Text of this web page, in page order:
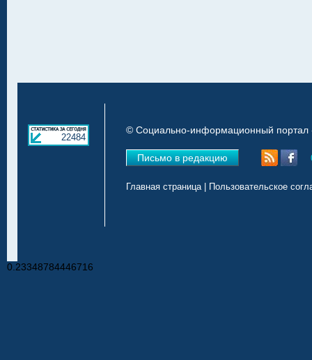
22484
© Социально-информационный портал
Письмо в редакцию
Главная страница| Пользовательское
0.23348784446716